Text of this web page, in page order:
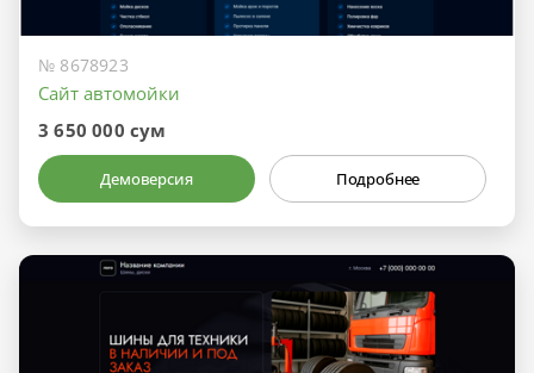
№ 8678923
Сайт автомойки
3 650 000 сум
Демоверсия Подробнее